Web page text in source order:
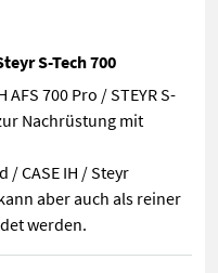
S-Tech 700
700 Pro / STEYR S-
Nachrüstung mit
/ CASE IH / Steyr
aber auch als reiner
werden.
AFS 700 Pro / STEYR S-